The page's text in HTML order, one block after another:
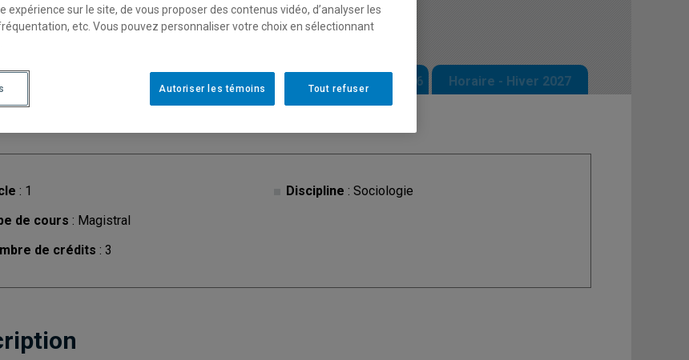
sexes
Horaire - Été 2026 Horaire - Automne 2026 Horaire - Hiver 2027
: 1
de cours : Magistral
de crédits : 3
Discipline : Sociologie
expérience sur le site, de vous proposer des contenus vidéo, d’analyser les
etc. Vous pouvez personnaliser votre choix en sélectionnant
Tout refuser
Autoriser les témoins